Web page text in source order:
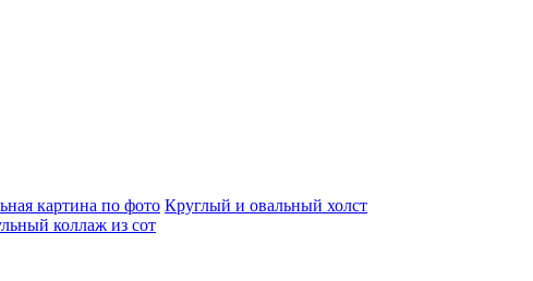
картина по фото Круглый и овальный холст
коллаж из сот